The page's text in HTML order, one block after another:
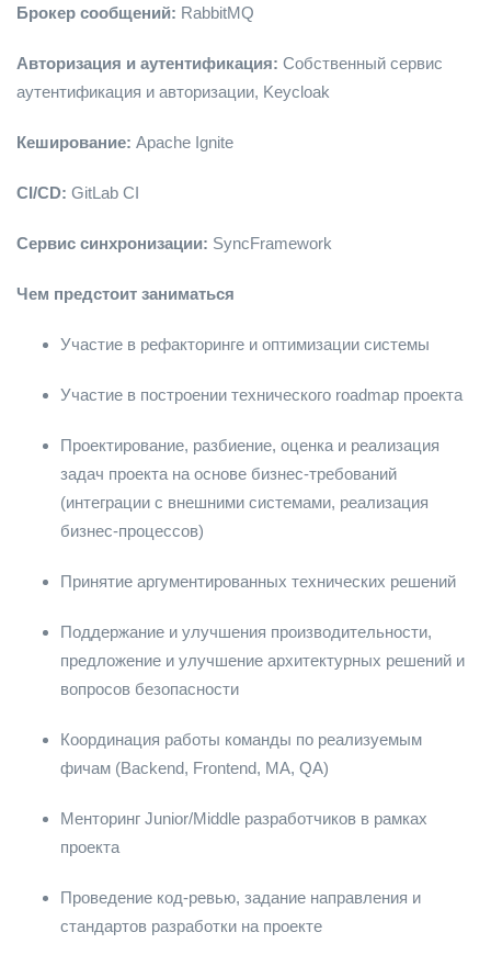
Брокер сообщений: RabbitMQ
Авторизация и аутентификация: Собственный сервис
аутентификация и авторизации, Keycloak
Кеширование: Apache Ignite
CI/CD: GitLab CI
Сервис синхронизации: SyncFramework
Чем предстоит заниматься
Участие в рефакторинге и оптимизации системы
Участие в построении технического roadmap проекта
Проектирование, разбиение, оценка и реализация
задач проекта на основе бизнес-требований
(интеграции с внешними системами, реализация
бизнес-процессов)
Принятие аргументированных технических решений
Поддержание и улучшения производительности,
предложение и улучшение архитектурных решений и
вопросов безопасности
Координация работы команды по реализуемым
фичам (Backend, Frontend, MA, QA)
Менторинг Junior/Middle разработчиков в рамках
проекта
Проведение код-ревью, задание направления и
стандартов разработки на проекте